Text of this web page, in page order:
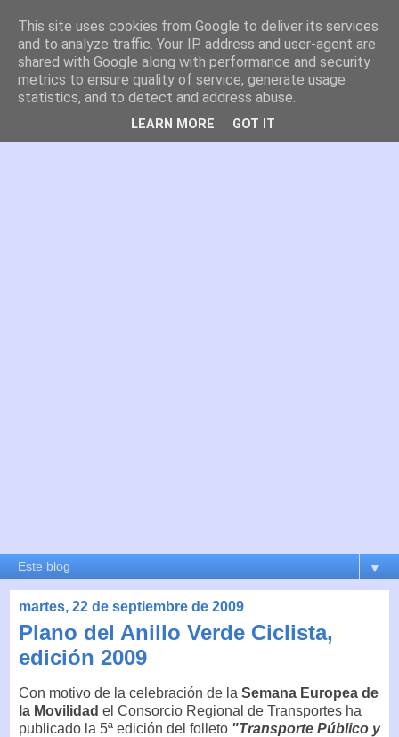
es por madrid
El blog de Madrid y su actualidad, proyectos, transporte,
movilidad, arquitectura, participación, medio ambiente,
educación, empleo, ...
▼
martes, 22 de septiembre de 2009
Plano del Anillo Verde Ciclista,
edición 2009
Con motivo de la celebración de la Semana Europea de
la Movilidad el Consorcio Regional de Transportes ha
publicado la 5ª edición del folleto "Transporte Público y
This site uses cookies from Google to deliver its services
and to analyze traffic. Your IP address and user-agent are
shared with Google along with performance and security
metrics to ensure quality of service, generate usage
statistics, and to detect and address abuse.
LEARN MORE GOT IT